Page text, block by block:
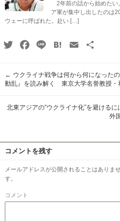
2年前の話から始めたい
ア軍が集中し出したのは
ウェーに呼ばれた。赴い […]
TwitterFacebook
Line HatenaEmail
← ウクライナ戦争は何から何になった
動乱』を読み解く 東京大学名誉教授・
北東アジアの“ウクライナ化”を避け
外
コメントを残す
メールアドレスが公開されることはありま
す。
コメント